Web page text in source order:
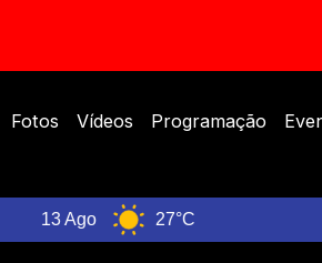
Fotos Vídeos Programação
13 Ago 27°C